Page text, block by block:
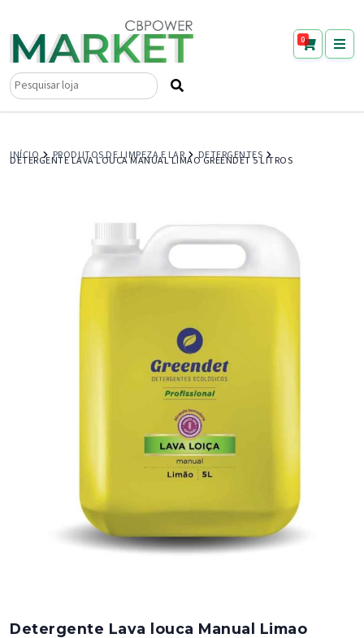
0
Pesquisar
INÍCIO PRODUTOS DE LIMPEZA E LAR DETERGENTES
DETERGENTE LAVA LOUCA MANUAL LIMAO GREENDET 5 LITROS
Detergente Lava louca Manual Limao